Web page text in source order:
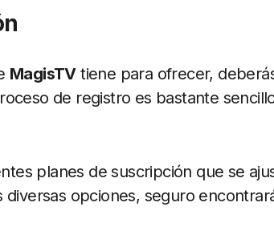
MagisTVtiene para ofrecer,
de registro es bastante
planes de suscripción que se
opciones, seguro